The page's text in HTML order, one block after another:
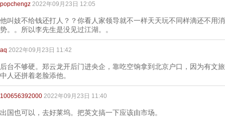
popchengz 2022年09月23日 12:05
他叫妓不给钱还打人？？你看人家领导就不一样天天玩不同样滴还不用
势。。所以李先生是没见过江湖。。
aq 2022年09月23日 11:42
后台不够硬。郑云龙开后门进央企，靠吃空饷拿到北京户口，因为有文
中人还拼着老脸添他。
100656392000 2022年09月23日 11:40
出国也可以，去好莱坞。把英文搞一下应该由市场。